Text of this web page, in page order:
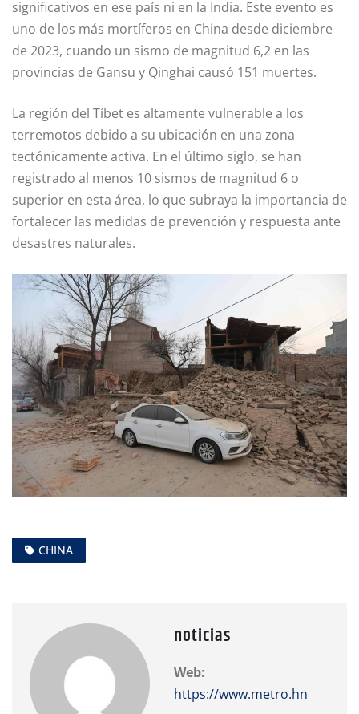
significativos en ese país ni en la India. Este evento es
uno de los más mortíferos en China desde diciembre
de 2023, cuando un sismo de magnitud 6,2 en las
provincias de Gansu y Qinghai causó 151 muertes.
La región del Tíbet es altamente vulnerable a los
terremotos debido a su ubicación en una zona
tectónicamente activa. En el último siglo, se han
registrado al menos 10 sismos de magnitud 6 o
superior en esta área, lo que subraya la importancia de
fortalecer las medidas de prevención y respuesta ante
desastres naturales.
CHINA
noticias
Web:
https://www.metro.hn